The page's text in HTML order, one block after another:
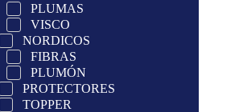
PLUMAS
VISCO
NORDICOS
FIBRAS
PLUMÓN
PROTECTORES
TOPPER